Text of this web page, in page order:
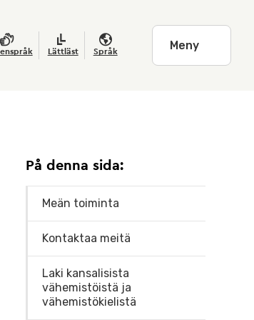
Lättläst Språk Meny
På denna sida:
Meän toiminta
Kontaktaa meitä
Laki kansalisista
vähemistöistä ja
vähemistökielistä